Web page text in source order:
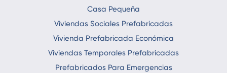
Casa Pequeña
Viviendas Sociales Prefabricadas
Vivienda Prefabricada Económica
Viviendas Temporales Prefabricadas
Prefabricados Para Emergencias